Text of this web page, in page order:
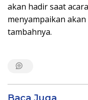
akan hadir saat
menyampaikan
tambahnya.
Baca Juga